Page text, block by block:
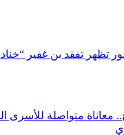
تظهر تفقد بن غفير
معاناة متواصلة للأسرى